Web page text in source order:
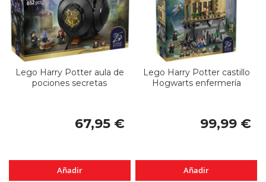
Lego Harry Potter aula de
pociones secretas
67,95 €
Añadir
Lego Harry Potter castillo
Hogwarts enfermería
99,99 €
Añadir